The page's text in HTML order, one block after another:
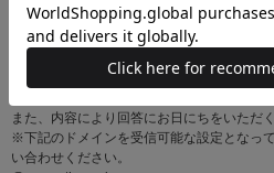
※お問い合わせはサマンサタバサグループ
次対応いたします。
土・日・祝日にいただいたメールにつきま
また、内容により回答にお日にちをいただ
※下記のドメインを受信可能な設定となっ
い合わせください。